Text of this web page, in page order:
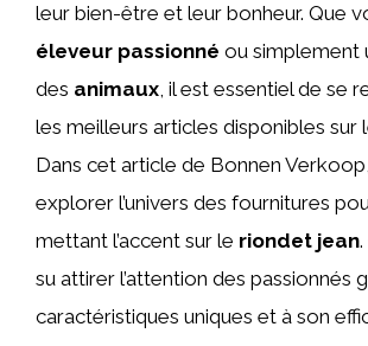
leur bien-être et leur bonheur. Que
éleveur passionné ou simplement
des animaux, il est essentiel de se
les meilleurs articles disponibles sur
Dans cet article de Bonnen
explorer l’univers des fournitures
mettant l’accent sur le riondet jean
su attirer l’attention des passionnés
caractéristiques uniques et à son